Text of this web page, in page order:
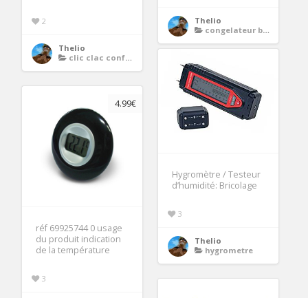
Thelio
congelateur bar
2
Thelio
clic clac confortable
Hygromètre / Testeur
d’humidité: Bricolage
3
Thelio
hygrometre
4.99€
réf 69925744 0 usage
du produit indication
de la température
3